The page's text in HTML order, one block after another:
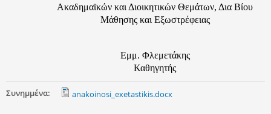
Ακαδημαϊκών και Διοικητικών Θεμάτων, Δια Βίου
Μάθησης και Εξωστρέφειας
Εμμ. Φλεμετάκης
Καθηγητής
Συνημμένα: anakoinosi_exetastikis.docx